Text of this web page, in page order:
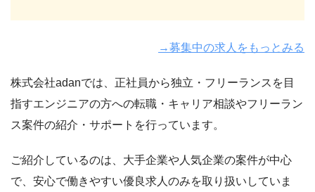
万
～
6
万
円
→募集中の求人をもっとみる
株式会社adanでは、正社員から独立・フリーランスを目
指すエンジニアの方への転職・キャリア相談やフリーラン
ス案件の紹介・サポートを行っています。
ご紹介しているのは、大手企業や人気企業の案件が中心
で、安心で働きやすい優良求人のみを取り扱いしていま